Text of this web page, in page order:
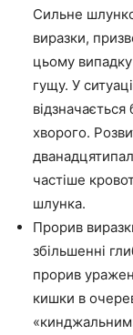
Сильне
виразки,
цьому
гущу. У
хворого.
частіше
шлунка.
Прорив
збільшенні
прорив
кишки в